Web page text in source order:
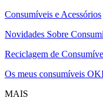
Consumíveis e Acessórios
Novidades Sobre
Reciclagem de
Os meus consumíveis
MAIS